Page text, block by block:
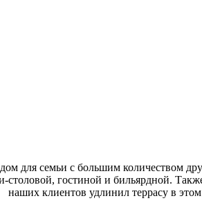
для семьи с большим количеством
гостиной и бильярдной.
наших клиентов удлинил террасу в